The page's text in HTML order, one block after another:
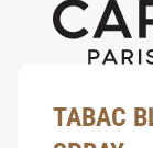
TABAC